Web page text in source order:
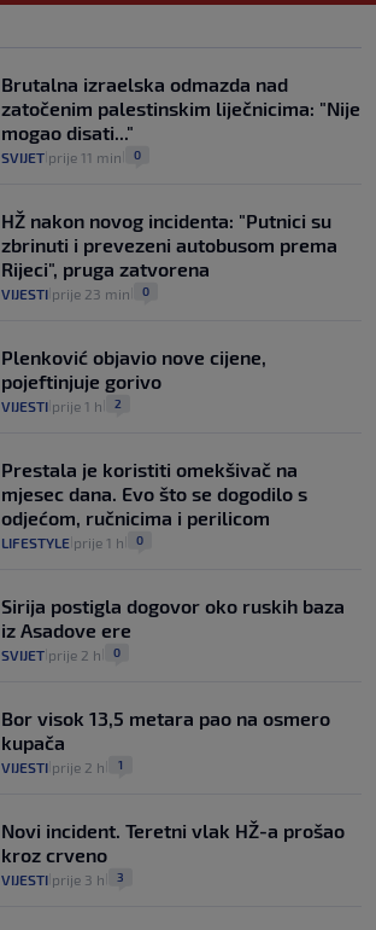
8
Evo aktualnih cijena i nekoliko savjeta
da prođe što lakše i jeftinije
0
Brutalna izraelska odmazda nad
zatočenim palestinskim liječnicima: "Nije
mogao disati..."
SVIJET prije 11 min 0
HŽ nakon novog incidenta: "Putnici su
zbrinuti i prevezeni autobusom prema
Rijeci", pruga zatvorena
VIJESTI prije 23 min 0
Plenković objavio nove cijene,
pojeftinjuje gorivo
VIJESTI prije 1 h 2
Prestala je koristiti omekšivač na
mjesec dana. Evo što se dogodilo s
odjećom, ručnicima i perilicom
LIFESTYLE prije 1 h 0
Sirija postigla dogovor oko ruskih baza
iz Asadove ere
SVIJET prije 2 h 0
Bor visok 13,5 metara pao na osmero
kupača
VIJESTI prije 2 h 1
Novi incident. Teretni vlak HŽ-a prošao
kroz crveno
VIJESTI prije 3 h 3